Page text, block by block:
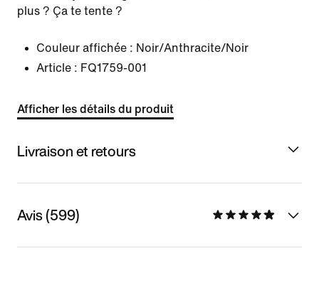
plus ? Ça te tente ?
Couleur affichée : Noir/Anthracite/Noir
Article : FQ1759-001
Afficher les détails du produit
Livraison et retours
Avis (599)